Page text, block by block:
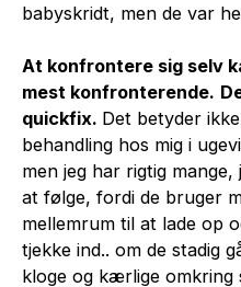
babyskridt, men de var
At konfrontere sig selv
mest konfronterende.
quickfix. Det betyder
behandling hos mig i
men jeg har rigtig
at følge, fordi de bruger
mellemrum til at lade op
tjekke ind.. om de stadig
kloge og kærlige omkring